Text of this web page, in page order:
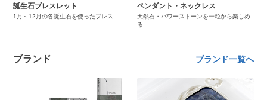
誕生石ブレスレット
1月～12月の各誕生石を使ったブレス
ペンダント・ネックレス
天然石・パワーストーンを一粒から楽しめ
る
ブランド ブランド一覧へ